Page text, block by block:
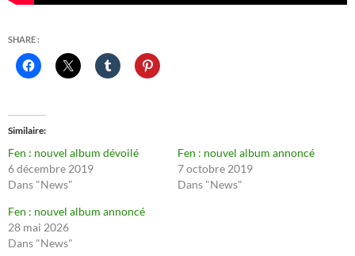
SHARE :
Similaire
Fen : nouvel album dévoilé
6 décembre 2019
Dans "News"
Fen : nouvel album annoncé
7 octobre 2019
Dans "News"
Fen : nouvel album annoncé
28 mai 2026
Dans "News"